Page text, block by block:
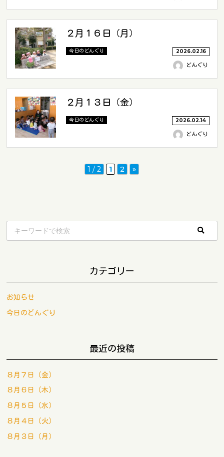
２月１６日（月）
今日のどんぐり 2026.02.16
どんぐり
２月１３日（金）
今日のどんぐり 2026.02.14
どんぐり
1 / 2 1 2 »
カテゴリー
お知らせ
今日のどんぐり
最近の投稿
８月７日（金）
８月６日（木）
８月５日（水）
８月４日（火）
８月３日（月）